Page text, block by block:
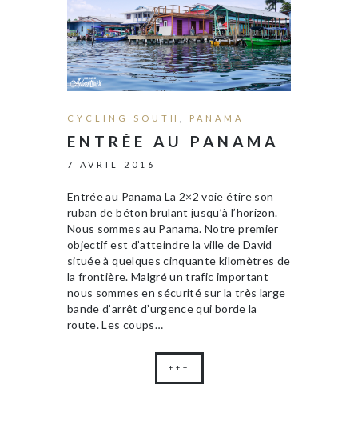
CYCLING SOUTH PANAMA
ENTRÉE AU PANAMA
7 AVRIL 2016
Entrée au Panama La 2×2 voie étire son
ruban de béton brulant jusqu’à l’horizon.
Nous sommes au Panama. Notre premier
objectif est d’atteindre la ville de David
située à quelques cinquante kilomètres de
la frontière. Malgré un trafic important
nous sommes en sécurité sur la très large
bande d’arrêt d’urgence qui borde la
route. Les coups…
+++